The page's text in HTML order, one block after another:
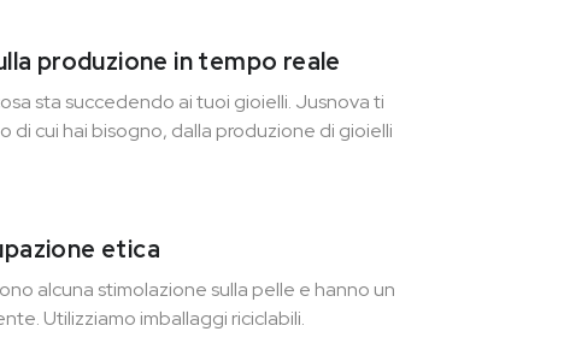
produzione in tempo reale
sta succedendo ai tuoi gioielli. Jusnova ti
di cui hai bisogno, dalla produzione di gioielli
etica
alcuna stimolazione sulla pelle e hanno un
Utilizziamo imballaggi riciclabili.